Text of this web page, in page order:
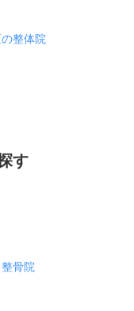
整体院
す
骨院